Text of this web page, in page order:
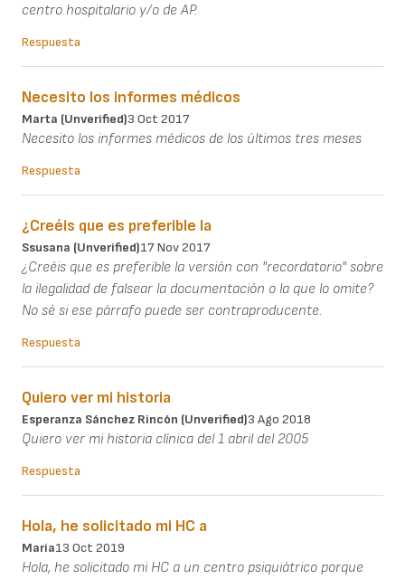
centro hospitalario y/o de AP.
Respuesta
Necesito los informes médicos
Marta (unverified)3 Oct 2017
Necesito los informes médicos de los últimos tres meses
Respuesta
¿Creéis que es preferible la
Ssusana (unverified)17 Nov 2017
¿Creéis que es preferible la versión con "recordatorio" sobre
la ilegalidad de falsear la documentación o la que lo omite?
No sé si ese párrafo puede ser contraproducente.
Respuesta
Quiero ver mi historia
Esperanza Sánchez Rincón (unverified)3 Ago 2018
Quiero ver mi historia clínica del 1 abril del 2005
Respuesta
Hola, he solicitado mi HC a
Maria13 Oct 2019
Hola, he solicitado mi HC a un centro psiquiátrico porque